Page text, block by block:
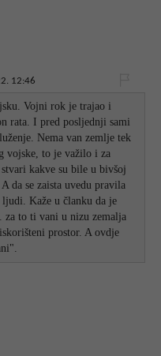
12:46
Vojni rok je trajao i
rata. I pred posljednji sami
Nema van zemlje tek
vojske, to je važilo i za
kakve su bile u bivšoj
da se zaista uvedu pravila
Kaže u članku da je
za to ti vani u nizu zemalja
prostor. A ovdje